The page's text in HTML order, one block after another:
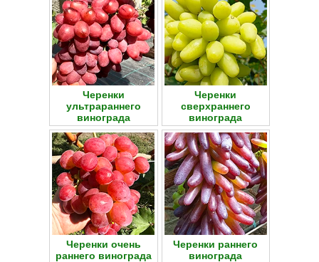
Черенки
ультрараннего
винограда
Черенки
сверхраннего
винограда
Черенки очень
раннего винограда
Черенки раннего
винограда